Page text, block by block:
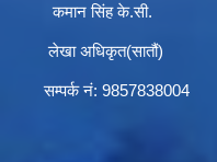
कमान सिंह के.सी.
लेखा अधिकृत(सातौं)
सम्पर्क न‌ं: 9857838004